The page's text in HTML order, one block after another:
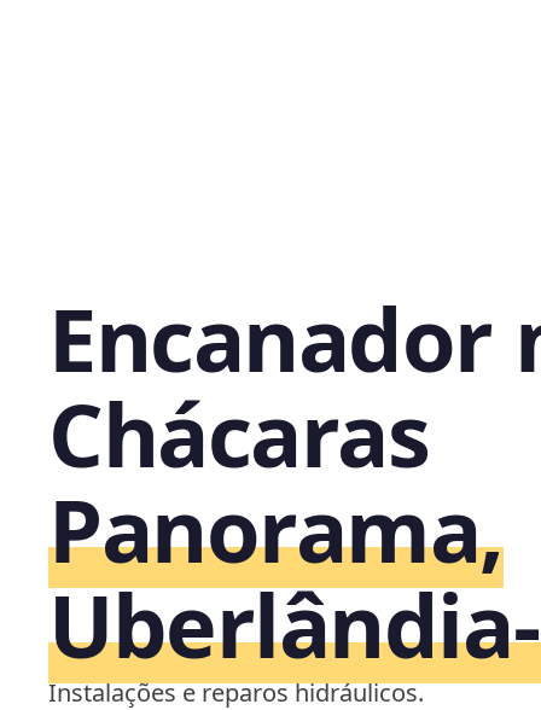
Encanador
Chácaras
Panorama,
Instalações e reparos hidráulicos.